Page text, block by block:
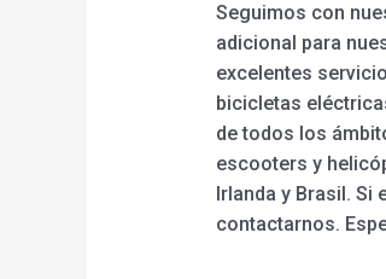
Seguimos con
adicional para
excelentes
bicicletas
de todos los
escooters y
Irlanda y Brasil.
contactarnos.